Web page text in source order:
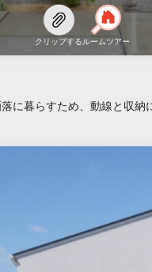
クリップするルームツアー
に暮らすため、動線と収納